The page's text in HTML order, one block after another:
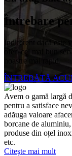
Întrebare
Indiferent dacă este
oferi cel mai bun
noastre mai rapid.
ÎNTREBĂTĂ
Avem o gamă largă
pentru a satisface
adăuga valoare
borcane de
produse din oțel
etc.
Citeşte mai mult